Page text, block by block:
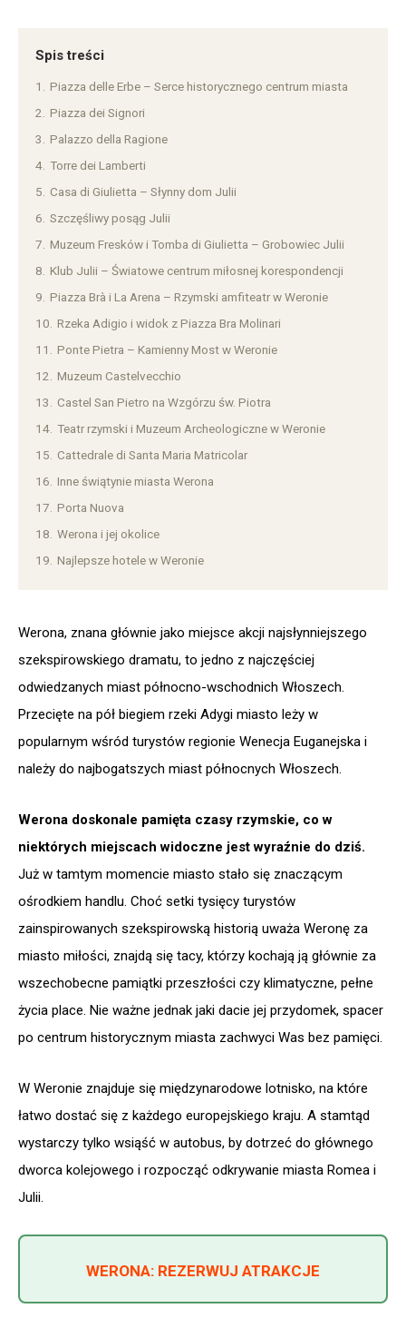
Spis treści
1.
Piazza delle Erbe – Serce historycznego centrum miasta
2.
Piazza dei Signori
3.
Palazzo della Ragione
4. Torre dei Lamberti
5. Casa di Giulietta – Słynny dom Julii
6. Szczęśliwy posąg Julii
7. Muzeum Fresków i Tomba di Giulietta – Grobowiec Julii
8. Klub Julii – Światowe centrum miłosnej korespondencji
9. Piazza Brà i La Arena – Rzymski amfiteatr w Weronie
10. Rzeka Adigio i widok z Piazza Bra Molinari
11.
Ponte Pietra – Kamienny Most w Weronie
12.
Muzeum Castelvecchio
13.
Castel San Pietro na Wzgórzu św. Piotra
14. Teatr rzymski i Muzeum Archeologiczne w Weronie
15. Cattedrale di Santa Maria Matricolar
16. Inne świątynie miasta Werona
17. Porta Nuova
18. Werona i jej okolice
19. Najlepsze hotele w Weronie
Werona, znana głównie jako miejsce akcji najsłynniejszego
szekspirowskiego dramatu, to jedno z najczęściej
odwiedzanych miast północno-wschodnich Włoszech.
Przecięte na pół biegiem rzeki Adygi miasto leży w
popularnym wśród turystów regionie Wenecja Euganejska i
należy do najbogatszych miast północnych Włoszech.
Werona doskonale pamięta czasy rzymskie, co w
niektórych miejscach widoczne jest wyraźnie do dziś.
Już w tamtym momencie miasto stało się znaczącym
ośrodkiem handlu. Choć setki tysięcy turystów
zainspirowanych szekspirowską historią uważa Weronę za
miasto miłości, znajdą się tacy, którzy kochają ją głównie za
wszechobecne pamiątki przeszłości czy klimatyczne, pełne
życia place. Nie ważne jednak jaki dacie jej przydomek, spacer
po centrum historycznym miasta zachwyci Was bez pamięci.
W Weronie znajduje się międzynarodowe lotnisko, na które
łatwo dostać się z każdego europejskiego kraju. A stamtąd
wystarczy tylko wsiąść w autobus, by dotrzeć do głównego
dworca kolejowego i rozpocząć odkrywanie miasta Romea i
Julii.
WERONA: REZERWUJ ATRAKCJE